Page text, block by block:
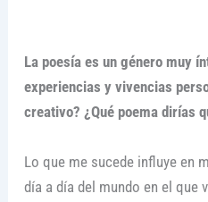
La poesía es un género muy
experiencias y vivencias
creativo? ¿Qué poema dirías
Lo que me sucede influye en
día a día del mundo en el que